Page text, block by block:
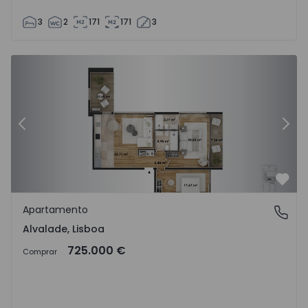
3 2 171 171 3
Anterior
Alvalade, Lisboa
Apartamento
Alvalade, Lisboa
Comprar 725.000 €